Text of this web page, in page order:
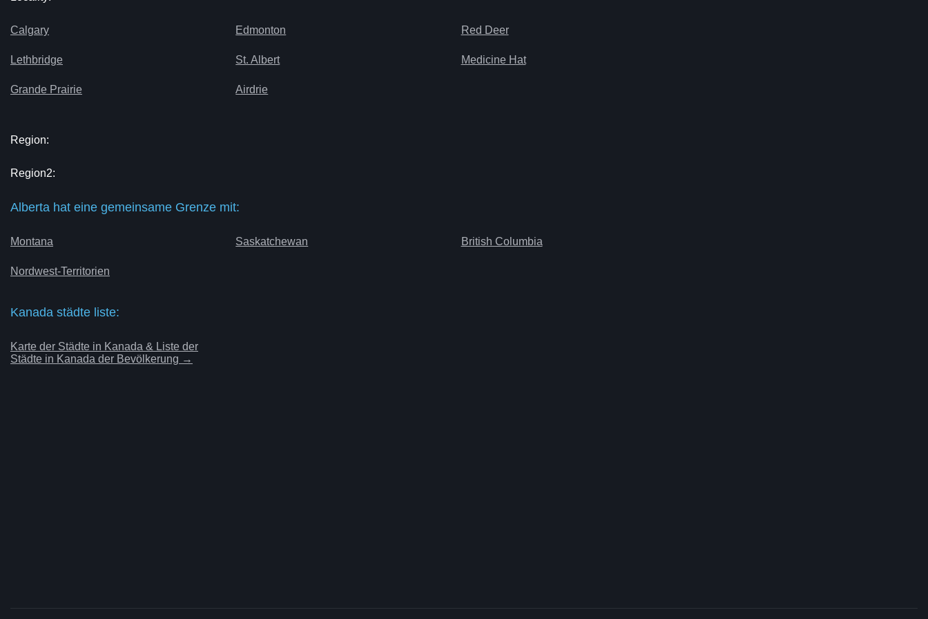
Calgary Edmonton Red Deer
Lethbridge St. Albert Medicine Hat
Grande Prairie Airdrie
Region:
Region2:
Alberta hat eine gemeinsame Grenze mit:
Montana Saskatchewan British Columbia
Nordwest-Territorien
Kanada städte liste:
Karte der Städte in Kanada & Liste der
Städte in Kanada der Bevölkerung →